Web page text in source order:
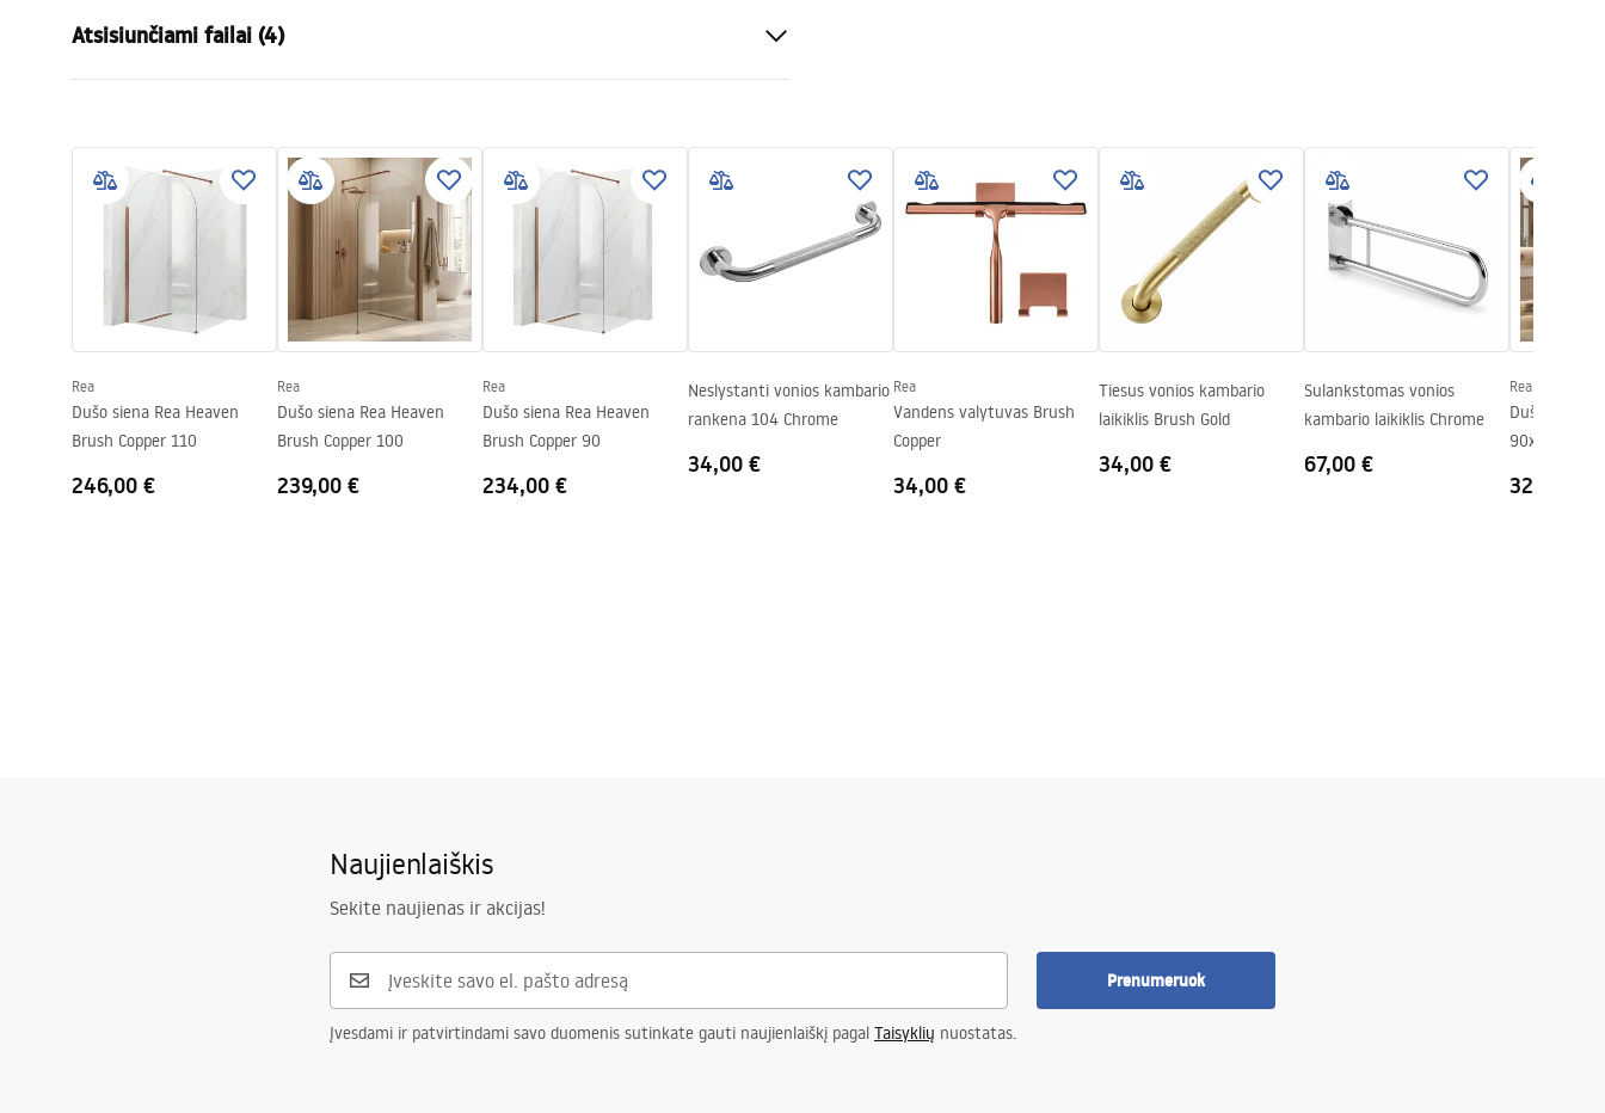
Medžiaga
Baterijos Tipas
Vienos rankenos
Taip
Min. aukštis
805
1145
Taip, pasukama
Slėgio reguliavimas
Anti-Calc sistema
Taip
Dengimo technologija
Jungčių atstumas
mm
Atsisiunčiami failai (4)
Faucets_-_5.pdf
Surinkimo instrukcija
shower_set.pdf Pielegnacja.pdf
Rea
Dušo siena Rea Heaven
Brush Copper 110
246,00 €
Rea
Dušo siena Rea Heaven
Brush Copper 100
239,00 €
Rea
Dušo siena Rea Heaven
Brush Copper 90
234,00 €
Neslystanti vonios kambario
rankena 104 Chrome
34,00 €
Rea
Vandens valytuvas Brush
Copper
34,00 €
Tiesus vonios kambario
laikiklis Brush Gold
34,00 €
Sulankstomas vonios
kambario laikiklis Chrome
67,00 €
Rea
Dušo kabina
90x90 Brush
322,00 €
Naujienlaiškis
Sekite naujienas ir akcijas!
Prenumeruok
Įvesdami ir patvirtindami savo duomenis sutinkate gauti naujienlaiškį pagal Taisyklių nuostatas.